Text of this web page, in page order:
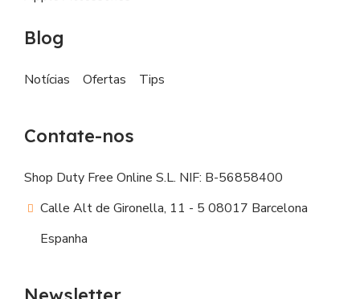
Blog
Notícias Ofertas Tips
Contate-nos
Shop Duty Free Online S.L. NIF: B-56858400
Calle Alt de Gironella, 11 - 5 08017 Barcelona
Espanha